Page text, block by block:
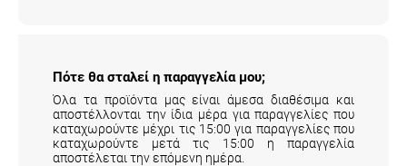
Πότε θα σταλεί η παραγγελία μου;
Όλα τα προϊόντα μας είναι άμεσα διαθέσιμα και
αποστέλλονται την ίδια μέρα για παραγγελίες που
καταχωρούντε μέχρι τις 15:00 για παραγγελίες που
καταχωρούντε μετά τις 15:00 η παραγγελία
αποστέλεται την επόμενη ημέρα.